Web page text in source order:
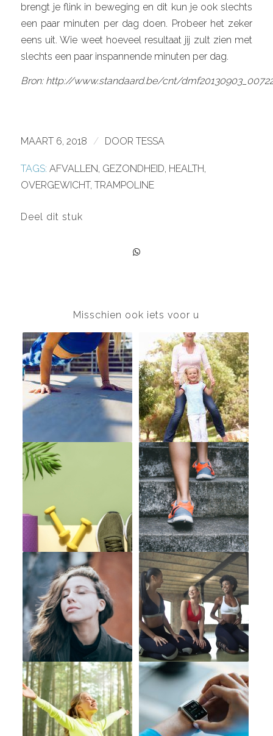
brengt je flink in beweging en dit kun je ook slechts
een paar minuten per dag doen. Probeer het zeker
eens uit. Wie weet hoeveel resultaat jij zult zien met
slechts een paar inspannende minuten per dag.
Bron: http://www.standaard.be/cnt/
MAART 6, 2018 / DOOR TESSA
TAGS: AFVALLEN, GEZONDHEID, HEALTH,
OVERGEWICHT, TRAMPOLINE
Deel dit stuk
Misschien ook iets voor u